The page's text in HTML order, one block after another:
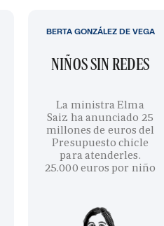
NIÑOS SIN REDES
La ministra Elma
Saiz ha anunciado 25
millones de euros del
Presupuesto chicle
para atenderles.
25.000 euros por niño
BERTA GONZÁLEZ DE VEGA